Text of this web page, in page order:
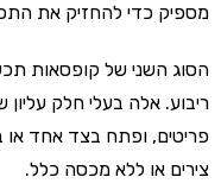
מספיק כדי להחזיק את
הסוג השני של קופסאות
ריבוע. אלה בעלי חלק
פריטים, ופתח בצד אחד
צירים או ללא מכסה כלל.